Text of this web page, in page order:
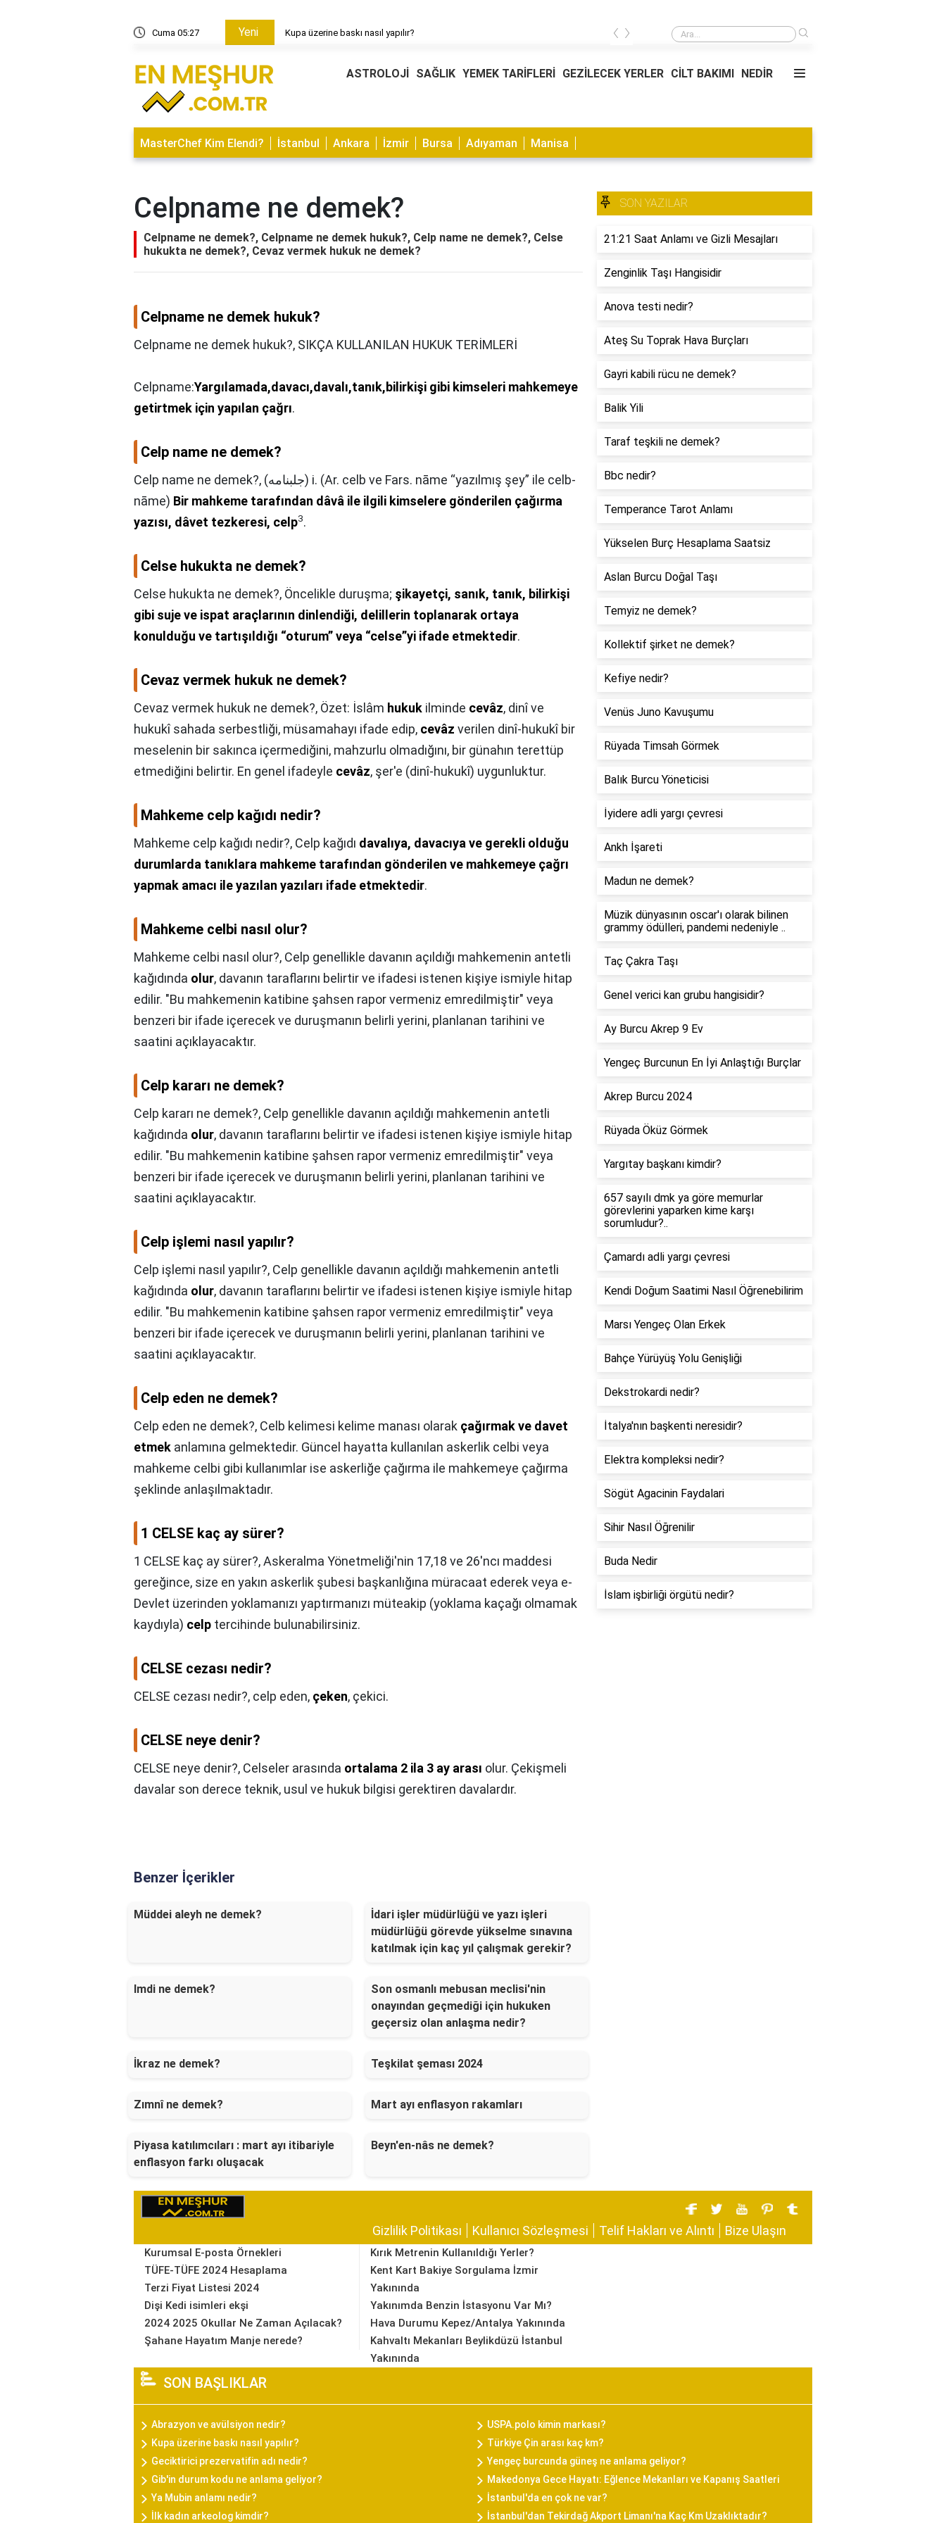
Cuma 05:27 Yeni Kupa üzerine baskı nasıl yapılır? Kupa üzerine baskı nasıl yapılır?
‹ ›
ASTROLOJİ SAĞLIK YEMEK TARİFLERİ GEZİLECEK YERLER CİLT BAKIMI NEDİR
MasterChef Kim Elendi? İstanbul Ankara İzmir Bursa Adıyaman Manisa
Celpname ne demek?
Celpname ne demek?, Celpname ne demek hukuk?, Celp name ne demek?, Celse
hukukta ne demek?, Cevaz vermek hukuk ne demek?
Celpname ne demek hukuk?
Celpname ne demek hukuk?, SIKÇA KULLANILAN HUKUK TERİMLERİ
Celpname:Yargılamada,davacı,davalı,tanık,bilirkişi gibi kimseleri mahkemeye
getirtmek için yapılan çağrı.
Celp name ne demek?
Celp name ne demek?, (ﺟﻠﺒﻨﺎﻣﻪ) i. (Ar. celb ve Fars. nāme “yazılmış şey” ile celb-
nāme) Bir mahkeme tarafından dâvâ ile ilgili kimselere gönderilen çağırma
yazısı, dâvet tezkeresi, celp3.
Celse hukukta ne demek?
Celse hukukta ne demek?, Öncelikle duruşma; şikayetçi, sanık, tanık, bilirkişi
gibi suje ve ispat araçlarının dinlendiği, delillerin toplanarak ortaya
konulduğu ve tartışıldığı “oturum” veya “celse”yi ifade etmektedir.
Cevaz vermek hukuk ne demek?
Cevaz vermek hukuk ne demek?, Özet: İslâm hukuk ilminde cevâz, dinî ve
hukukî sahada serbestliği, müsamahayı ifade edip, cevâz verilen dinî-hukukî bir
meselenin bir sakınca içermediğini, mahzurlu olmadığını, bir günahın terettüp
etmediğini belirtir. En genel ifadeyle cevâz, şer'e (dinî-hukukî) uygunluktur.
Mahkeme celp kağıdı nedir?
Mahkeme celp kağıdı nedir?, Celp kağıdı davalıya, davacıya ve gerekli olduğu
durumlarda tanıklara mahkeme tarafından gönderilen ve mahkemeye çağrı
yapmak amacı ile yazılan yazıları ifade etmektedir.
Mahkeme celbi nasıl olur?
Mahkeme celbi nasıl olur?, Celp genellikle davanın açıldığı mahkemenin antetli
kağıdında olur, davanın taraflarını belirtir ve ifadesi istenen kişiye ismiyle hitap
edilir. "Bu mahkemenin katibine şahsen rapor vermeniz emredilmiştir" veya
benzeri bir ifade içerecek ve duruşmanın belirli yerini, planlanan tarihini ve
saatini açıklayacaktır.
Celp kararı ne demek?
Celp kararı ne demek?, Celp genellikle davanın açıldığı mahkemenin antetli
kağıdında olur, davanın taraflarını belirtir ve ifadesi istenen kişiye ismiyle hitap
edilir. "Bu mahkemenin katibine şahsen rapor vermeniz emredilmiştir" veya
benzeri bir ifade içerecek ve duruşmanın belirli yerini, planlanan tarihini ve
saatini açıklayacaktır.
Celp işlemi nasıl yapılır?
Celp işlemi nasıl yapılır?, Celp genellikle davanın açıldığı mahkemenin antetli
kağıdında olur, davanın taraflarını belirtir ve ifadesi istenen kişiye ismiyle hitap
edilir. "Bu mahkemenin katibine şahsen rapor vermeniz emredilmiştir" veya
benzeri bir ifade içerecek ve duruşmanın belirli yerini, planlanan tarihini ve
saatini açıklayacaktır.
Celp eden ne demek?
Celp eden ne demek?, Celb kelimesi kelime manası olarak çağırmak ve davet
etmek anlamına gelmektedir. Güncel hayatta kullanılan askerlik celbi veya
mahkeme celbi gibi kullanımlar ise askerliğe çağırma ile mahkemeye çağırma
şeklinde anlaşılmaktadır.
1 CELSE kaç ay sürer?
1 CELSE kaç ay sürer?,Askeralma Yönetmeliği'nin 17,18 ve 26'ncı maddesi
gereğince, size en yakın askerlik şubesi başkanlığına müracaat ederek veya e-
Devlet üzerinden yoklamanızı yaptırmanızı müteakip (yoklama kaçağı olmamak
kaydıyla) celp tercihinde bulunabilirsiniz.
CELSE cezası nedir?
CELSE cezası nedir?, celp eden, çeken, çekici.
CELSE neye denir?
CELSE neye denir?, Celseler arasında ortalama 2 ila 3 ay arası olur. Çekişmeli
davalar son derece teknik, usul ve hukuk bilgisi gerektiren davalardır.
Benzer İçerikler
Müddei aleyh ne demek?
İdari işler müdürlüğü ve yazı işleri
müdürlüğü görevde yükselme sınavına
katılmak için kaç yıl çalışmak gerekir?
Imdi ne demek?
Son osmanlı mebusan meclisi'nin
onayından geçmediği için hukuken
geçersiz olan anlaşma nedir?
İkraz ne demek? Teşkilat şeması 2024
Zımnî ne demek? Mart ayı enflasyon rakamları
Piyasa katılımcıları : mart ayı itibariyle
enflasyon farkı oluşacak
Beyn'en-nâs ne demek?
SON YAZILAR
21:21 Saat Anlamı ve Gizli Mesajları
Zenginlik Taşı Hangisidir
Anova testi nedir?
Ateş Su Toprak Hava Burçları
Gayri kabili rücu ne demek?
Balik Yili
Taraf teşkili ne demek?
Bbc nedir?
Temperance Tarot Anlamı
Yükselen Burç Hesaplama Saatsiz
Aslan Burcu Doğal Taşı
Temyiz ne demek?
Kollektif şirket ne demek?
Kefiye nedir?
Venüs Juno Kavuşumu
Rüyada Timsah Görmek
Balık Burcu Yöneticisi
İyidere adli yargı çevresi
Ankh İşareti
Madun ne demek?
Müzik dünyasının oscar'ı olarak bilinen
grammy ödülleri, pandemi nedeniyle ..
Taç Çakra Taşı
Genel verici kan grubu hangisidir?
Ay Burcu Akrep 9 Ev
Yengeç Burcunun En İyi Anlaştığı Burçlar
Akrep Burcu 2024
Rüyada Öküz Görmek
Yargıtay başkanı kimdir?
657 sayılı dmk ya göre memurlar
görevlerini yaparken kime karşı
sorumludur?..
Çamardı adli yargı çevresi
Kendi Doğum Saatimi Nasıl Öğrenebilirim
Marsı Yengeç Olan Erkek
Bahçe Yürüyüş Yolu Genişliği
Dekstrokardi nedir?
İtalya'nın başkenti neresidir?
Elektra kompleksi nedir?
Sögüt Agacinin Faydalari
Sihir Nasıl Öğrenilir
Buda Nedir
İslam işbirliği örgütü nedir?
Gizlilik Politikası Kullanıcı Sözleşmesi Telif Hakları ve Alıntı Bize Ulaşın
Kurumsal E-posta Örnekleri
TÜFE-TÜFE 2024 Hesaplama
Terzi Fiyat Listesi 2024
Dişi Kedi isimleri ekşi
2024 2025 Okullar Ne Zaman Açılacak?
Şahane Hayatım Manje nerede?
Kırık Metrenin Kullanıldığı Yerler?
Kent Kart Bakiye Sorgulama İzmir
Yakınında
Yakınımda Benzin İstasyonu Var Mı?
Hava Durumu Kepez/Antalya Yakınında
Kahvaltı Mekanları Beylikdüzü İstanbul
Yakınında
SON BAŞLIKLAR
Abrazyon ve avülsiyon nedir?
USPA.polo kimin markası?
Kupa üzerine baskı nasıl yapılır?
Türkiye Çin arası kaç km?
Geciktirici prezervatifin adı nedir?
Yengeç burcunda güneş ne anlama geliyor?
Gib'in durum kodu ne anlama geliyor?
Makedonya Gece Hayatı: Eğlence Mekanları ve Kapanış Saatleri
Ya Mubin anlamı nedir?
İstanbul'da en çok ne var?
İlk kadın arkeolog kimdir?
İstanbul'dan Tekirdağ Akport Limanı'na Kaç Km Uzaklıktadır?